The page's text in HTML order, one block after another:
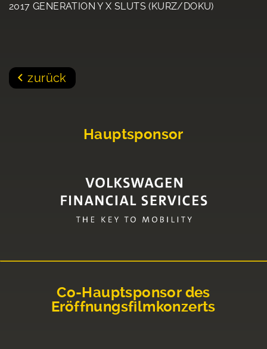
2017 GENERATION Y X SLUTS (KURZ/DOKU)
zurück
Hauptsponsor
Co-Hauptsponsor des
Eröffnungsfilmkonzerts